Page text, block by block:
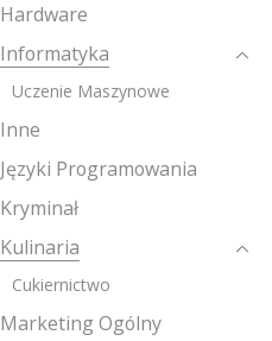
Hardware
Informatyka
Uczenie Maszynowe
Inne
Języki Programowania
Kryminał
Kulinaria
Cukiernictwo
Marketing Ogólny